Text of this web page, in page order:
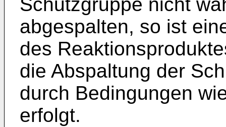
Schutzgruppe nicht
abgespalten, so ist
des
die Abspaltung der
durch Bedingungen
erfolgt.